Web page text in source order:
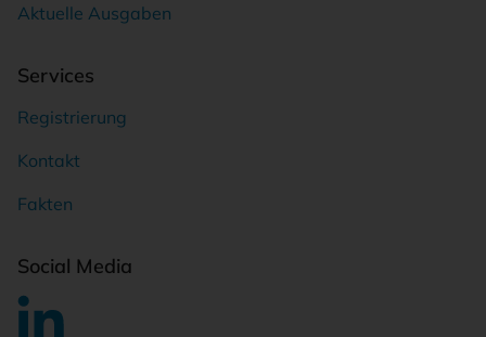
Aktuelle Ausgaben
Services
Registrierung
Kontakt
Fakten
Social Media